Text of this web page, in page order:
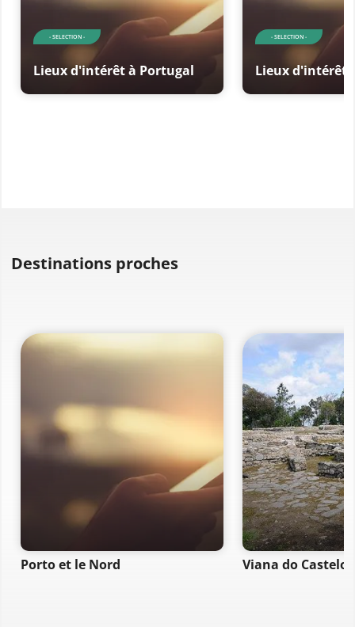
- SELECTION -
Lieux d'intérêt à Portugal
- SELECTION -
Lieux d'intérêt
Destinations proches
Porto et le Nord Viana do Castelo